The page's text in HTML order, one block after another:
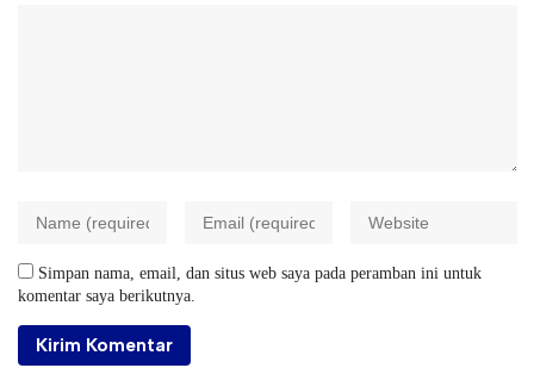
Simpan nama, email, dan situs web saya pada peramban ini untuk
komentar saya berikutnya.